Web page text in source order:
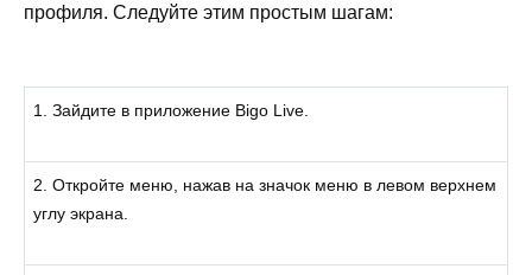
профиля. Следуйте этим простым шагам:
1. Зайдите в приложение Bigo Live.
2. Откройте меню, нажав на значок меню в левом верхнем
углу экрана.